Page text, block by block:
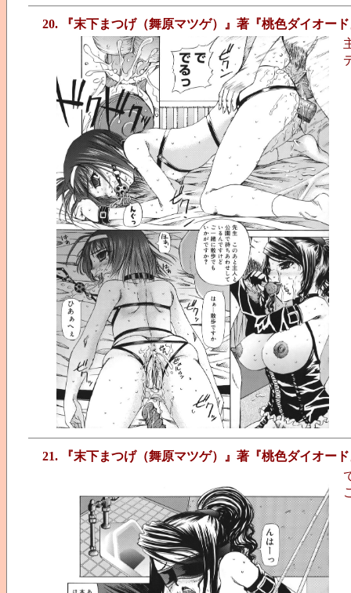
20. 『末下まつげ（舞原マツゲ）』著『桃色ダイオー
21. 『末下まつげ（舞原マツゲ）』著『桃色ダイオー